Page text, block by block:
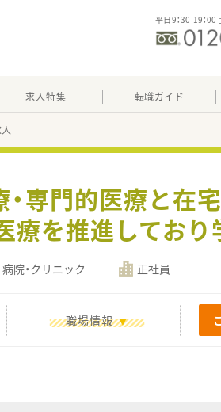
平日9：30-19：00
求人特集 転職ガイド
・専門的医療と
を推進しており
病院・クリニック 正社員
職場情報